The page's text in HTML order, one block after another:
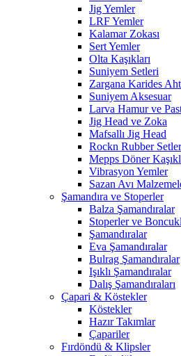
Jig Yemler
LRF Yemler
Kalamar Zokası
Sert Yemler
Olta Kaşıkları
Suniyem Setleri
Zargana Karides
Suniyem Aksesuar
Larva Hamur ve
Jig Head ve Zoka
Mafsallı Jig Head
Rockn Rubber Setler
Mepps Döner
Vibrasyon Yemler
Sazan Avı
Şamandıra ve Stoperler
Balza Şamandıralar
Stoperler ve
Şamandıralar
Eva Şamandıralar
Bulrag Şamandıralar
Işıklı Şamandıralar
Dalış Şamandıraları
Çapari & Köstekler
Köstekler
Hazır Takımlar
Çapariler
Fırdöndü & Klipsler